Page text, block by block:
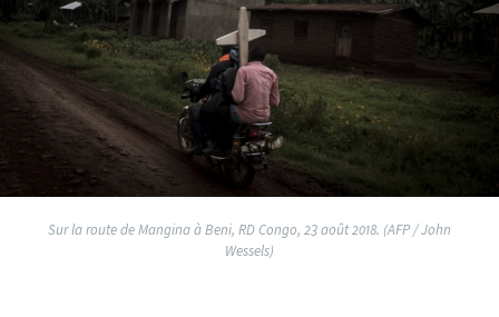
Sur la route de Mangina à Beni, RD Congo, 23 août 2018. (AFP / John
Wessels)